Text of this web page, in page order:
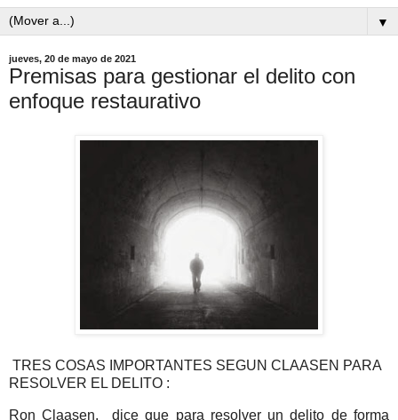
▼
jueves, 20 de mayo de 2021
Premisas para gestionar el delito con
enfoque restaurativo
TRES COSAS IMPORTANTES SEGUN CLAASEN PARA
RESOLVER EL DELITO :
Ron Claasen, dice que para resolver un delito de forma